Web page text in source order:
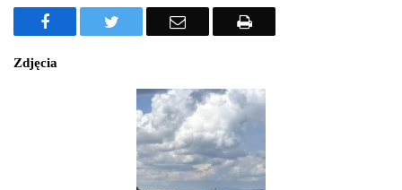
FacebookTwitter Email Drukuj
Zdjęcia